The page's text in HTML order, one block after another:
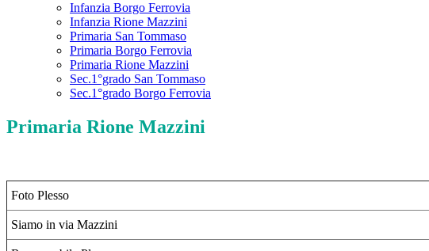
Infanzia Borgo Ferrovia
Infanzia Rione Mazzini
Primaria San Tommaso
Primaria Borgo Ferrovia
Primaria Rione Mazzini
Sec.1°grado San Tommaso
Sec.1°grado Borgo Ferrovia
Primaria Rione Mazzini
Foto Plesso
Siamo in via Mazzini